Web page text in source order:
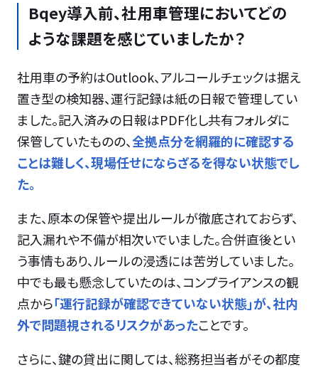
Bqey導入前、社用車管理においてどの
ような課題を感じていましたか？
社用車の予約はOutlook、アルコールチェックは据え
置き型の検知器、運行記録は紙の日報で管理してい
ました。記入済みの日報はPDF化し共有フォルダに
保管していたものの、全拠点分を網羅的に確認する
ことは難しく、現場任せにならざるを得ない状態でし
た。
また、原本の保管や提出ルールが徹底されておらず、
記入漏れや不備が相次いでいました。合併直後とい
う事情もあり、ルールの浸透には苦労していました。
中でも最も懸念していたのは、コンプライアンスの観
点から「運行記録が確認できていない状態」が、社内
外で問題視されるリスクがあったことです。
さらに、鍵の貸出に関しては、総務担当者がその都度